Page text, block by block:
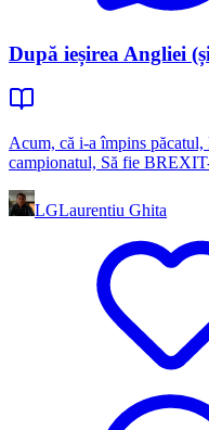
După ieșirea Angliei
Acum, că i-a împins
campionatul, Să fie
LGLaurentiu Ghita